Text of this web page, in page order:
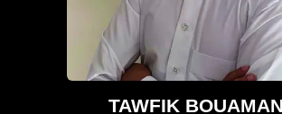
TAWFIK